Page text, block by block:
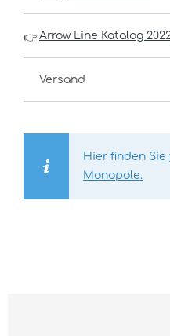
👉 Arrow Line Katalog
Versand
Hier finden Sie
Monopole.